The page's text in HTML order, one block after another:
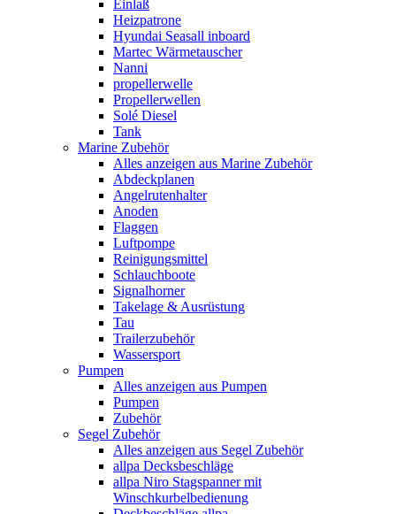
Einlaß
Heizpatrone
Hyundai Seasall inboard
Martec Wärmetauscher
Nanni
propellerwelle
Propellerwellen
Solé Diesel
Tank
Marine Zubehör
Alles anzeigen aus Marine Zubehör
Abdeckplanen
Angelrutenhalter
Anoden
Flaggen
Luftpompe
Reinigungsmittel
Schlauchboote
Signalhorner
Takelage & Ausrüstung
Tau
Trailerzubehör
Wassersport
Pumpen
Alles anzeigen aus Pumpen
Pumpen
Zubehör
Segel Zubehör
Alles anzeigen aus Segel Zubehör
allpa Decksbeschläge
allpa Niro Stagspanner mit
Winschkurbelbedienung